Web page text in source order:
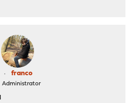
franco
Administrator